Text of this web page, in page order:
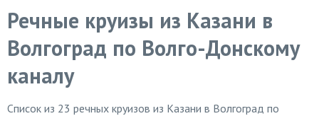
Речные круизы из Казани в
Волгоград по Волго-Донскому
каналу
Список из 23 речных круизов из Казани в Волгоград по